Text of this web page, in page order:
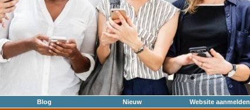
Blog Nieuw Website aanmelden